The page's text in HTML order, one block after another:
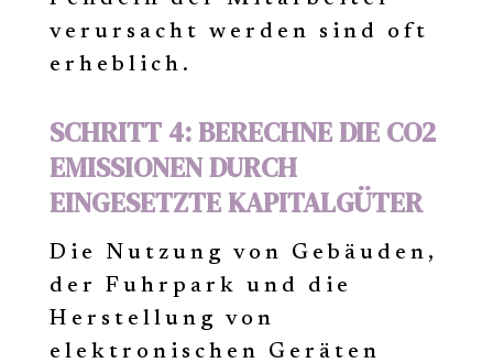
verursacht werden sind oft
erheblich.
SCHRITT 4: BERECHNE DIE CO2
EMISSIONEN DURCH
EINGESETZTE KAPITALGÜTER
Die Nutzung von Gebäuden,
der Fuhrpark und die
Herstellung von
elektronischen Geräten